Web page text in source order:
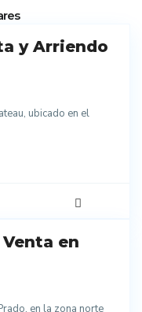
y Arriendo
ubicado en el
en
en la zona norte